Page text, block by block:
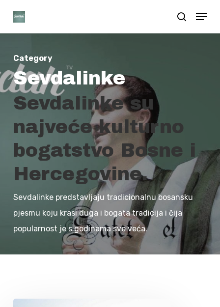
content
search
Menu
Category
Sevdalinke
Sevdalinke su
najveće kulturno
bogatstvo Bosne i
Hercegovine.
Sevdalinke predstavljaju tradicionalnu bosansku
pjesmu koju krasi duga i bogata tradicija i čija
popularnost je s godinama sve veća.
Close